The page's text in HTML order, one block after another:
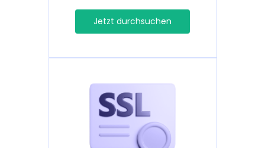
Jetzt durchsuchen